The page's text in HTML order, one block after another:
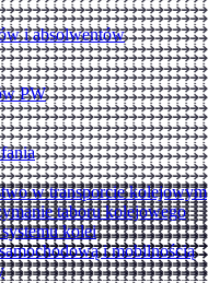
i absolwentów
PW
w transporcie kolejowym
taboru kolejowego
kolei
i mobilnością